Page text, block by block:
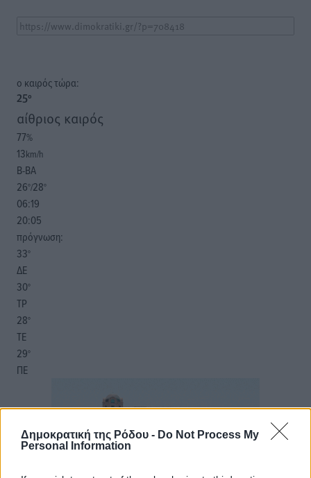
Δημοκρατική της Ρόδου - Do Not Process My
Personal Information
o καιρός τώρα:
25°
αίθριος καιρός
77%
13km/h
Β-ΒΑ
26°/28°
06:19
20:05
πρόγνωση:
33°
ΔΕ
30°
ΤΡ
28°
ΤΕ
29°
ΠΕ